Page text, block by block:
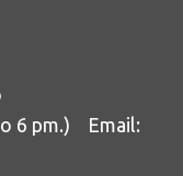
6 pm.) Email: